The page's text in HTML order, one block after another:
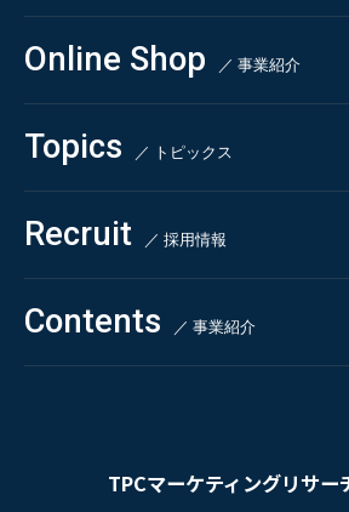
TPCマーケティングリサー
CSR
コンサルティング
依頼・受託調査
- 市場調査
- 競合調査
- アンケート調査
- クイックリサーチ
自主企画調査
Online Shop ／ 事業紹介
Beauty & Cosmetics
Health & Food
Pharmaceuticals & Medical
Chemical & Life Sciences
Topics ／ トピックス
ALL
お知らせ
新刊情報
掲載情報
Recruit ／ 採用情報
採用TOP
- 求める人物像
Contents ／ 事業紹介
お問い合わせ
プライバシーポリシー